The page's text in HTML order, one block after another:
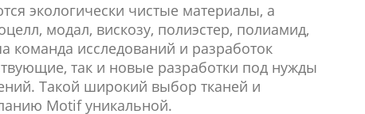
экологически чистые материалы, а
модал, вискозу, полиэстер, полиамид,
команда исследований и разработок
так и новые разработки под нужды
Такой широкий выбор тканей и
Motif уникальной.